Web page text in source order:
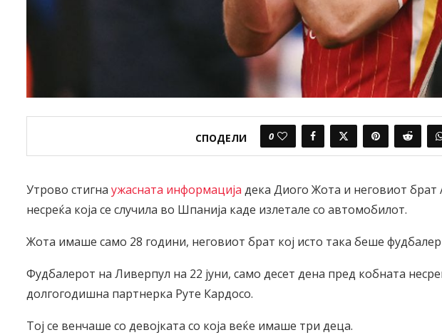
СПОДЕЛИ 0
Утрово стигна ужасната информација дека Диого Жота и неговиот брат
несреќа која се случила во Шпанија каде излетале со автомобилот.
Жота имаше само 28 години, неговиот брат кој исто така беше
Фудбалерот на Ливерпул на 22 јуни, само десет дена пред кобната
долгогодишна партнерка Руте Кардосо.
Тој се венчаше со девојката со која веќе имаше три деца.